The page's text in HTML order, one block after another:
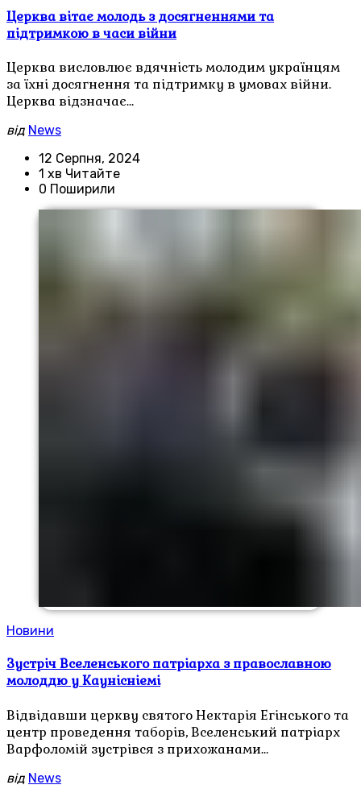
Церква вітає молодь з досягненнями та
підтримкою в часи війни
Церква висловлює вдячність молодим українцям
за їхні досягнення та підтримку в умовах війни.
Церква відзначає…
від News
12 Серпня, 2024
1 хв Читайте
0 Поширили
Новини
Зустріч Вселенського патріарха з православною
молоддю у Каунісніемі
Відвідавши церкву святого Нектарія Егінського та
центр проведення таборів, Вселенський патріарх
Варфоломій зустрівся з прихожанами…
від News